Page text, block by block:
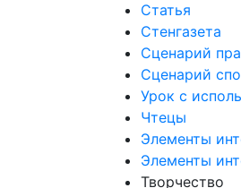
Статья
Стенгазета
Сценарий
Сценарий
Урок с
Чтецы
Элементы
Элементы
Творчество